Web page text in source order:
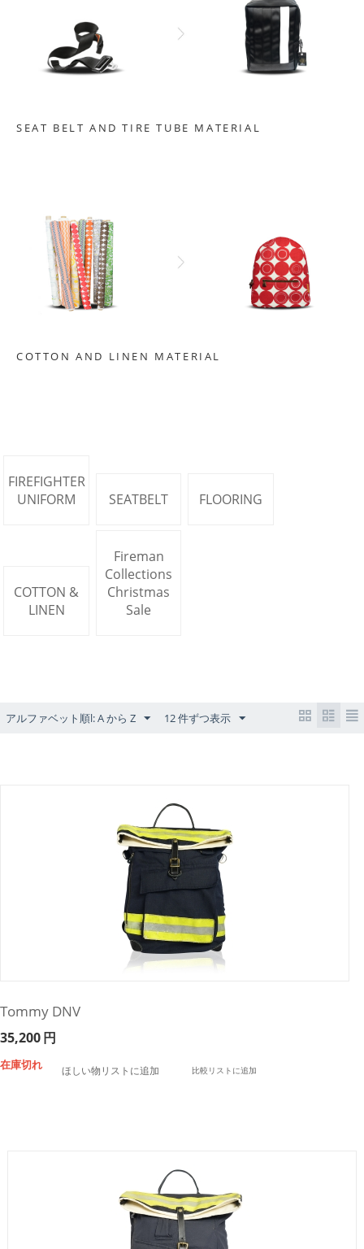
SEAT BELT AND TIRE TUBE MATERIAL
COTTON AND LINEN MATERIAL
FIREFIGHTER
UNIFORM
SEATBELT FLOORING
COTTON &
LINEN
Fireman
Collections
Christmas
Sale
アルファベット順l: A から Z 12 件ずつ表示
Tommy DNV
35,200円
在庫切れ ほしい物リストに追加 比較リストに追加